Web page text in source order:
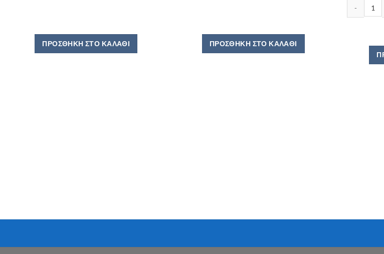
ΠΡΟΣΘΉΚΗ ΣΤΟ ΚΑΛΆΘΙ ΠΡΟΣΘΉΚΗ ΣΤΟ ΚΑΛΆΘΙ